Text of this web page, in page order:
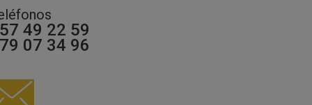
49 22 59
07 34 96